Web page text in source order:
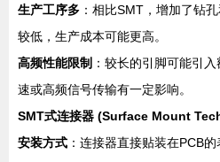
生产工序多 ：相比SMT，增加了钻
较低，生产成本可能更高。
高频性能限制 ：较长的引脚可能引
速或高频信号传输有一定影响。
SMT式连接器 (Surface Mount
安装方式 ：连接器直接贴装在PCB